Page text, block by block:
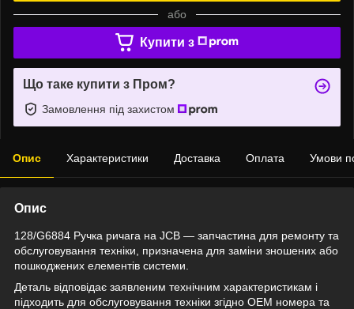
або
Купити з
Що таке купити з Пром?
Замовлення під захистом
Опис Характеристики Доставка Оплата Умови
Опис
128/G6884 Ручка ричага на JCB — запчастина для ремонту та
обслуговування техніки, призначена для заміни зношених або
пошкоджених елементів системи.
Деталь відповідає заявленим технічним характеристикам і
підходить для обслуговування техніки згідно OEM номера та